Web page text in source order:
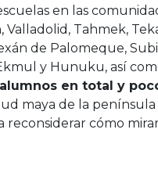
en las
Tahmek,
de Palomeque,
y Hunuku, así
en total y
maya de la
cómo